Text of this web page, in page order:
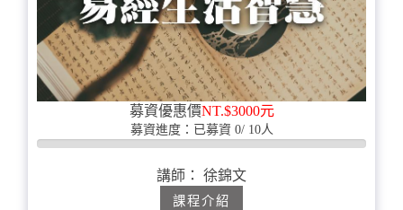
募資優惠價NT.$3000元
募資進度：已募資 0/ 10人
0%
講師： 徐錦文
課程介紹